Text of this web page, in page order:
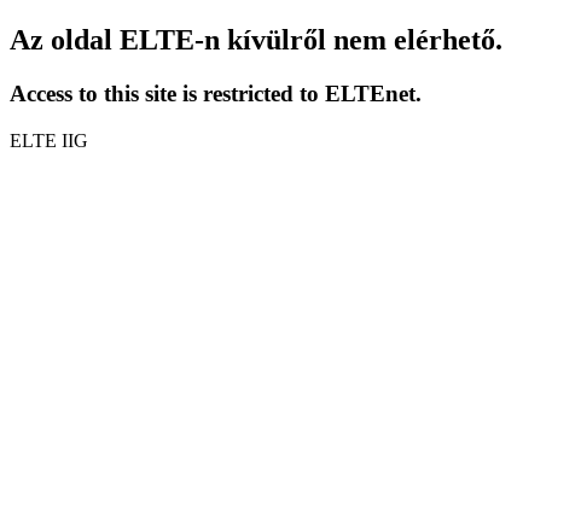
Az oldal ELTE-n kívülről nem elérhető.
Access to this site is restricted to ELTEnet.
ELTE IIG